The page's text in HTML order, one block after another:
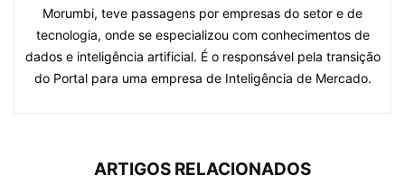
Morumbi, teve passagens por empresas do setor e de
tecnologia, onde se especializou com conhecimentos de
dados e inteligência artificial. É o responsável pela transição
do Portal para uma empresa de Inteligência de Mercado.
ARTIGOS RELACIONADOS